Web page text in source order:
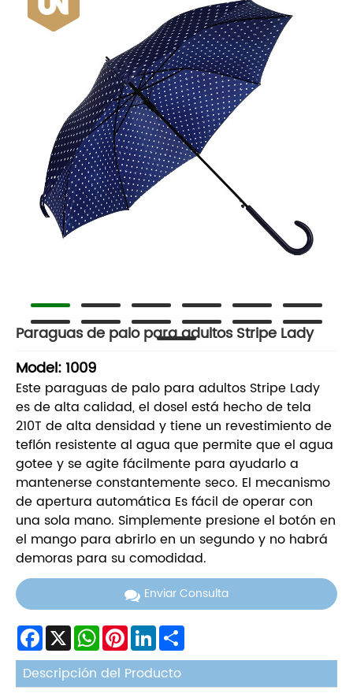
Paraguas de palo para adultos Stripe Lady
Model: 1009
Este paraguas de palo para adultos Stripe Lady
es de alta calidad, el dosel está hecho de tela
210T de alta densidad y tiene un revestimiento de
teflón resistente al agua que permite que el agua
gotee y se agite fácilmente para ayudarlo a
mantenerse constantemente seco. El mecanismo
de apertura automática Es fácil de operar con
una sola mano. Simplemente presione el botón en
el mango para abrirlo en un segundo y no habrá
demoras para su comodidad.
Enviar Consulta
Facebook
X WhatsAppPinterestLinkedIn
Descripción del Producto